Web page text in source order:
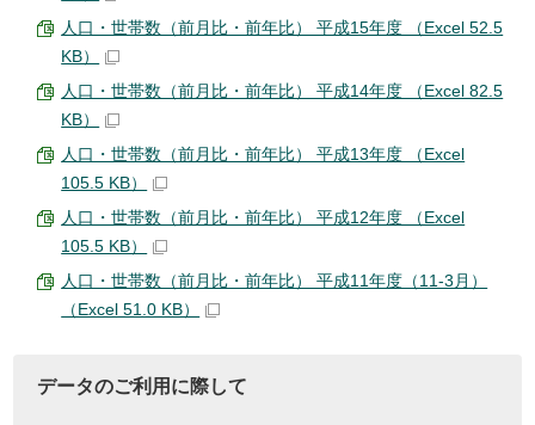
人口・世帯数（前月比・前年比） 平成15年度 （Excel 52.5
KB）
人口・世帯数（前月比・前年比） 平成14年度 （Excel 82.5
KB）
人口・世帯数（前月比・前年比） 平成13年度 （Excel
105.5 KB）
人口・世帯数（前月比・前年比） 平成12年度 （Excel
105.5 KB）
人口・世帯数（前月比・前年比） 平成11年度（11-3月）
（Excel 51.0 KB）
データのご利用に際して